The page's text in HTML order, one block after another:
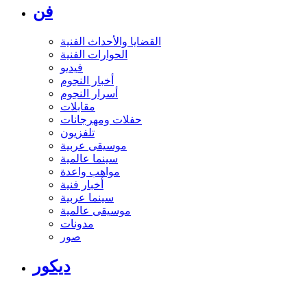
فن
القضايا والأحداث الفنية
الحوارات الفنية
فيديو
أخبار النجوم
أسرار النجوم
مقابلات
حفلات ومهرجانات
تلفزيون
موسيقى عربية
سينما عالمية
مواهب واعدة
أخبار فنية
سينما عربية
موسيقى عالمية
مدونات
صور
ديكور